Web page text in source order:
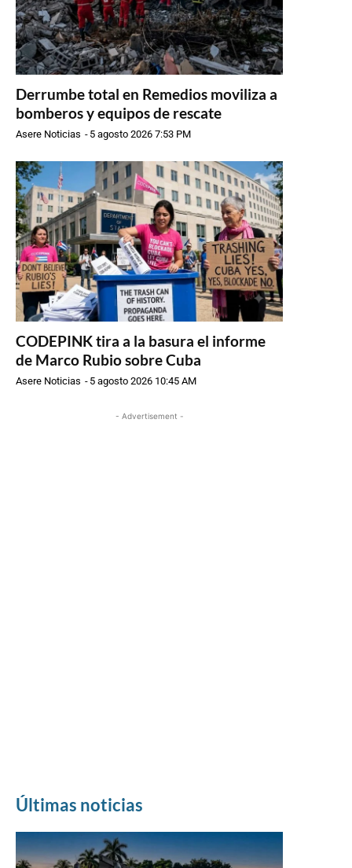
Derrumbe total en Remedios moviliza a
bomberos y equipos de rescate
Asere Noticias - 5 agosto 2026 7:53 PM
CODEPINK tira a la basura el informe
de Marco Rubio sobre Cuba
Asere Noticias - 5 agosto 2026 10:45 AM
- Advertisement -
Últimas noticias